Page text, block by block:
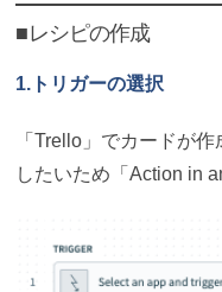
■レシピの作成
1.トリガーの選択
「Trello」でカードが
したいため「Action in